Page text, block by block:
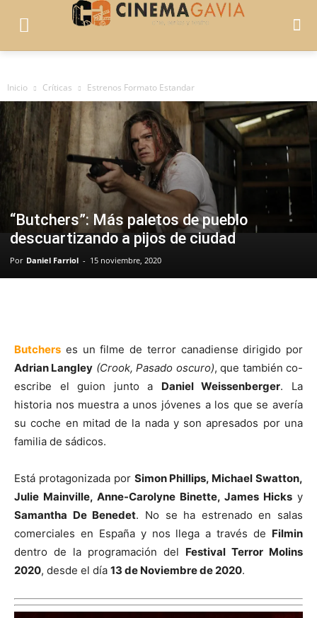
Inicio Críticas Estrenos Formato Estandar
“Butchers”: Más paletos de pueblo
descuartizando a pijos de ciudad
Por Daniel Farriol - 15 noviembre, 2020
Butchers es un filme de terror canadiense dirigido por
Adrian Langley (Crook, Pasado oscuro), que también co-
escribe el guion junto a Daniel Weissenberger. La
historia nos muestra a unos jóvenes a los que se avería
su coche en mitad de la nada y son apresados por una
familia de sádicos.
Está protagonizada por Simon Phillips, Michael Swatton,
Julie Mainville, Anne-Carolyne Binette, James Hicks y
Samantha De Benedet. No se ha estrenado en salas
comerciales en España y nos llega a través de Filmin
dentro de la programación del Festival Terror Molins
2020, desde el día 13 de Noviembre de 2020.